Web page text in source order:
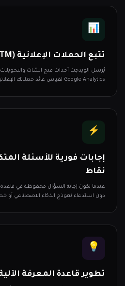
📊
تتبع الحملات الإعلانية (GA4 & GTM)
يُرسل الويدجت أحداث فتح الشات والتحويلات
Google Analytics لقياس عائد حملاتك الإعلانية (ROAS).
⚡
إجابات فورية للأسئلة
نقاط
عندما تكون إجابة السؤال محفوظة في قاعدة
دون استدعاء نموذج الذكاء الاصطناعي
💡
تطوير قاعدة المعرفة